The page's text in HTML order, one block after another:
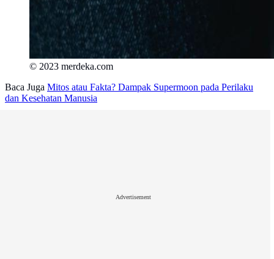
© 2023 merdeka.com
Baca Juga Mitos atau Fakta? Dampak Supermoon pada Perilaku
dan Kesehatan Manusia
Advertisement